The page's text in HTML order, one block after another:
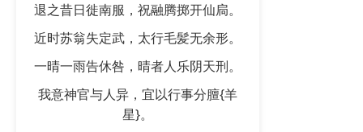
退之昔日徙南服，祝融腾掷开仙扃。
近时苏翁失定武，太行毛髪无余形。
一晴一雨告休咎，晴者人乐阴天刑。
我意神官与人异，宜以行事分膻{羊
星}。